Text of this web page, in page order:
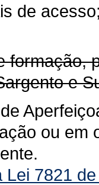
de
formação,
e
ou em
7821